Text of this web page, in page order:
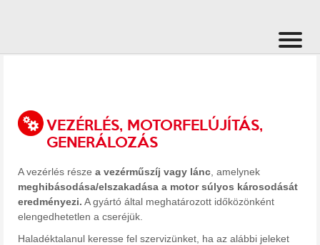
VEZÉRLÉS, MOTORFELÚJÍTÁS,
GENERÁLOZÁS
A vezérlés része a vezérműszíj vagy lánc , amelynek
meghibásodása/elszakadása a motor súlyos károsodását
eredményezi. A gyártó által meghatározott időközönként
elengedhetetlen a cseréjük.
Haladéktalanul keresse fel szervizünket, ha az alábbi jeleket